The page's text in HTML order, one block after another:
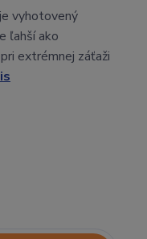
vyhotovený
ľahší ako
extrémnej záťaži